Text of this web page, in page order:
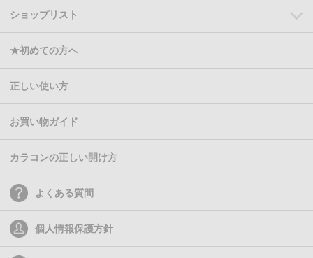
ショップリスト
★初めての方へ
正しい使い方
お買い物ガイド
カラコンの正しい開け方
よくある質問
個人情報保護方針